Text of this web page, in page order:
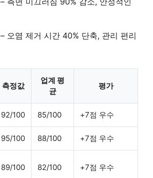
– 오염 제거 시간 40% 단축, 관리 편리
측정값
업계 평
균
평가
92/100 85/100 +7점 우수
95/100 88/100 +7점 우수
89/100 82/100 +7점 우수